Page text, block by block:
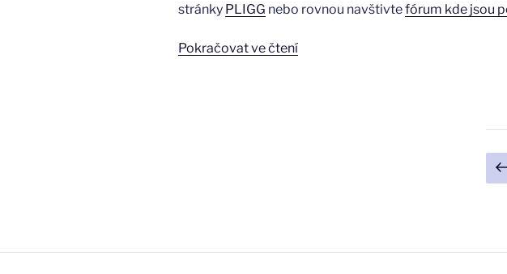
stránky PLIGG nebo rovnou navštivtefórum kde jsou
Pokračovat ve čtení„Vše